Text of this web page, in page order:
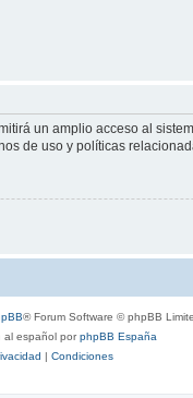
un amplio acceso al
de uso y políticas
® Forum Software © phpBB
al español porphpBB España
| Condiciones